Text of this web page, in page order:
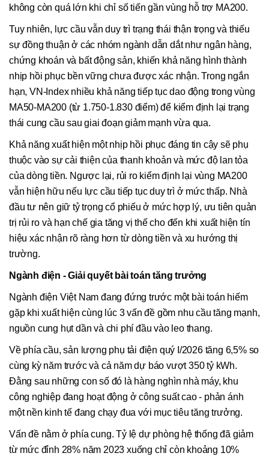
không còn quá lớn khi chỉ số tiến gần vùng hỗ trợ MA200.
Tuy nhiên, lực cầu vẫn duy trì trạng thái thận trọng và thiếu
sự đồng thuận ở các nhóm ngành dẫn dắt như ngân hàng,
chứng khoán và bất động sản, khiến khả năng hình thành
nhịp hồi phục bền vững chưa được xác nhận. Trong ngắn
hạn, VN-Index nhiều khả năng tiếp tục dao động trong vùng
MA50-MA200 (từ 1.750-1.830 điểm) để kiểm định lại trạng
thái cung cầu sau giai đoạn giảm mạnh vừa qua.
Khả năng xuất hiện một nhịp hồi phục đáng tin cậy sẽ phụ
thuộc vào sự cải thiện của thanh khoản và mức độ lan tỏa
của dòng tiền. Ngược lại, rủi ro kiểm định lại vùng MA200
vẫn hiện hữu nếu lực cầu tiếp tục duy trì ở mức thấp. Nhà
đầu tư nên giữ tỷ trọng cổ phiếu ở mức hợp lý, ưu tiên quản
trị rủi ro và hạn chế gia tăng vị thế cho đến khi xuất hiện tín
hiệu xác nhận rõ ràng hơn từ dòng tiền và xu hướng thị
trường.
Ngành điện - Giải quyết bài toán tăng trưởng
Ngành điện Việt Nam đang đứng trước một bài toán hiếm
gặp khi xuất hiện cùng lúc 3 vấn đề gồm nhu cầu tăng mạnh,
nguồn cung hụt dần và chi phí đầu vào leo thang.
Về phía cầu, sản lượng phụ tải điện quý I/2026 tăng 6,5% so
cùng kỳ năm trước và cả năm dự báo vượt 350 tỷ kWh.
Đằng sau những con số đó là hàng nghìn nhà máy, khu
công nghiệp đang hoạt động ở công suất cao - phản ánh
một nền kinh tế đang chạy đua với mục tiêu tăng trưởng.
Vấn đề nằm ở phía cung. Tỷ lệ dự phòng hệ thống đã giảm
từ mức đỉnh 28% năm 2023 xuống chỉ còn khoảng 10%